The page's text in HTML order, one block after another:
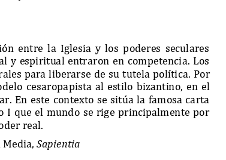
entre  la  Iglesia  y  los  poderes  seculares
y  espiritual  entraron  en  competencia.  Los
para liberarse de su tutela política. Por
cesaropapista al  estilo  bizantino,  en  el
En  este  contexto  se  sitúa la  famosa  carta
I  que  el  mundo  se  rige  principalmente por
real.
Sapientia